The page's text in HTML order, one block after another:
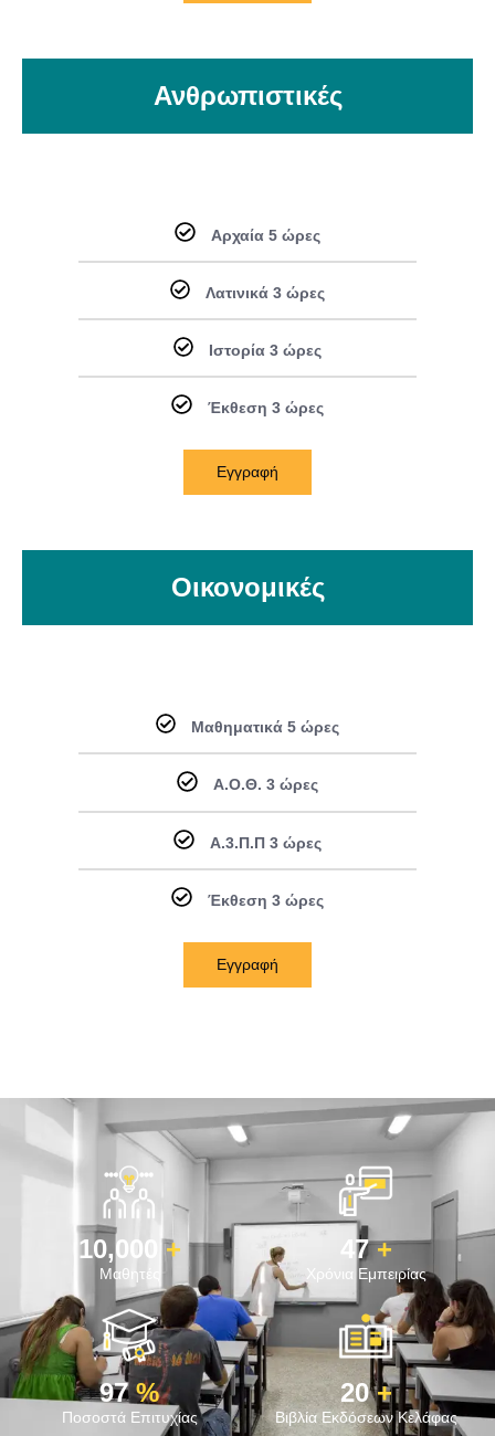
Ανθρωπιστικές
Αρχαία 5 ώρες
Λατινικά 3 ώρες
Ιστορία 3 ώρες
Έκθεση 3 ώρες
Εγγραφή
Οικονομικές
Μαθηματικά 5 ώρες
Α.Ο.Θ. 3 ώρες
Α.3.Π.Π 3 ώρες
Έκθεση 3 ώρες
Εγγραφή
Μαθητές
10,000 +
Χρόνια Εμπειρίας
47 +
Ποσοστά Επιτυχίας
97 %
Βιβλία Εκδόσεων Κελάφας
20 +